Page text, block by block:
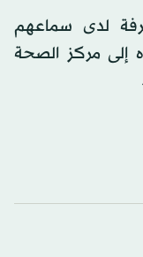
لدى سماعهم
إلى مركز الصحة